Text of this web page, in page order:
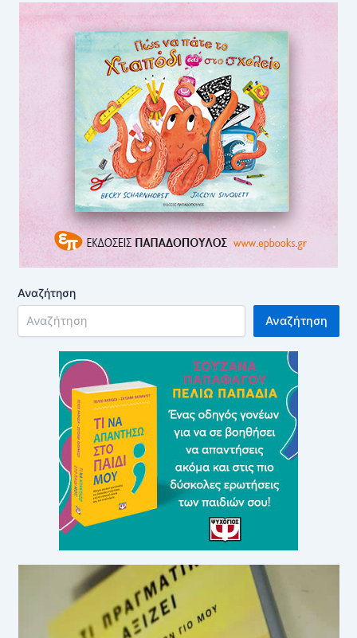
Αναζήτηση
Αναζήτηση